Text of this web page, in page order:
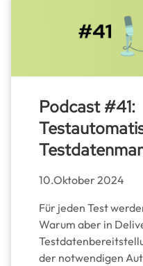
Podcast #41:
10.Oktober 2024
Für jeden Test
Warum aber in
der notwendigen